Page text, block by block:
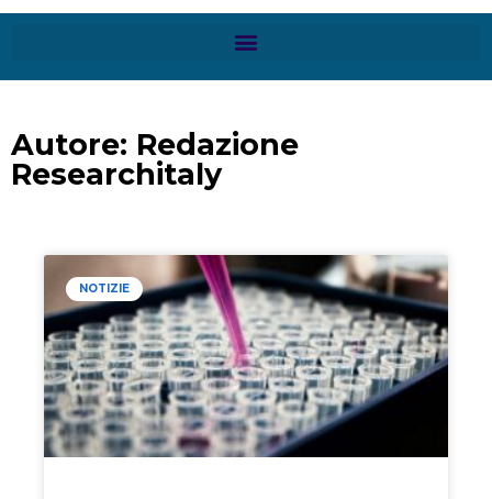
Autore: Redazione
Researchitaly
NOTIZIE